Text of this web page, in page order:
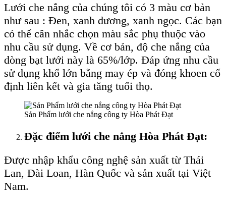
Lưới che nắng của chúng tôi có 3 màu cơ bản
như sau : Đen, xanh dương, xanh ngọc. Các bạn
có thể cân nhắc chọn màu sắc phụ thuộc vào
nhu cầu sử dụng. Về cơ bản, độ che nắng của
dòng bạt lưới này là 65%/lớp. Đáp ứng nhu cầu
sử dụng khổ lớn bằng may ép và đóng khoen cố
định liên kết và gia tăng tuổi thọ.
Sản Phẩm lưới che nắng công ty Hòa Phát Đạt
Đặc điểm lưới che nắng Hòa Phát Đạt:
Được nhập khẩu công nghệ sản xuất từ Thái
Lan, Đài Loan, Hàn Quốc và sản xuất tại Việt
Nam.